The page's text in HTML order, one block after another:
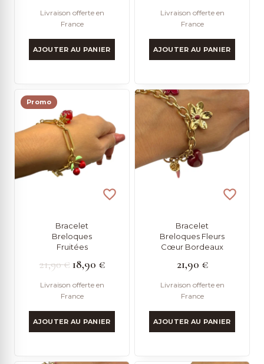
Livraison offerte en
France
AJOUTER AU PANIER
Livraison offerte en
France
AJOUTER AU PANIER
Promo
Bracelet
Breloques
Fruitées
21,90€Le
prix
initial
était :
21,90 €.
18,90 €Le
est :
18,90 €.
Livraison offerte en
France
AJOUTER AU PANIER
Bracelet
Breloques Fleurs
Cœur Bordeaux
21,90 €
Livraison offerte en
France
AJOUTER AU PANIER